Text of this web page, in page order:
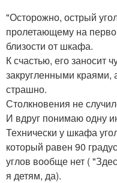
"Осторожно, острый
пролетающему на
близости от шкафа.
К счастью, его заносит
закругленными краями,
страшно.
Столкновения не
И вдруг понимаю одну
Технически у шкафа
который равен 90
углов вообще нет (
я детям, да).